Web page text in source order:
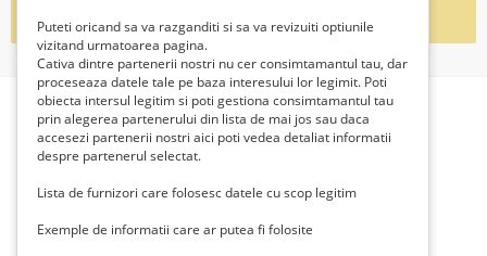
Nu există înregistrări postate de acest vânzător
Puteti oricand sa va razganditi si sa va revizuiti optiunile
vizitand urmatoarea pagina.
Cativa dintre partenerii nostri nu cer consimtamantul tau, dar
proceseaza datele tale pe baza interesului lor legimit. Poti
obiecta intersul legitim si poti gestiona consimtamantul tau
prin alegerea partenerului din lista de mai jos sau daca
accesezi partenerii nostri aici poti vedea detaliat informatii
despre partenerul selectat.
Lista de furnizori care folosesc datele cu scop legitim
Exemple de informatii care ar putea fi folosite